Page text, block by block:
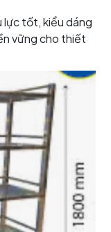
tốt, kiểu dáng
vững cho thiết